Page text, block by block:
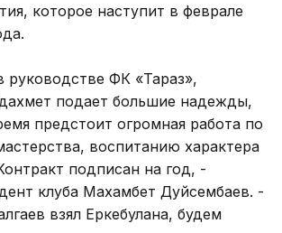
которое наступит в феврале
руководстве ФК «Тараз»,
подает большие надежды,
предстоит огромная работа по
воспитанию характера
подписан на год, -
клуба Махамбет Дуйсембаев. -
взял Еркебулана, будем